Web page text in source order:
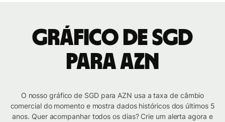
Gráfico de SGD
para AZN
O nosso gráfico de SGD para AZN usa a taxa de câmbio
comercial do momento e mostra dados históricos dos últimos 5
anos. Quer acompanhar todos os dias? Crie um alerta agora e